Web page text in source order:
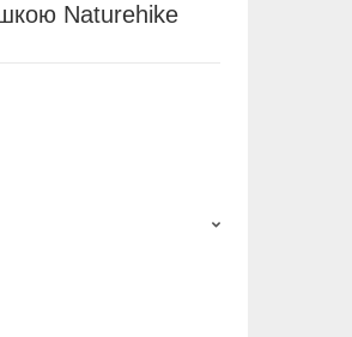
Naturehike